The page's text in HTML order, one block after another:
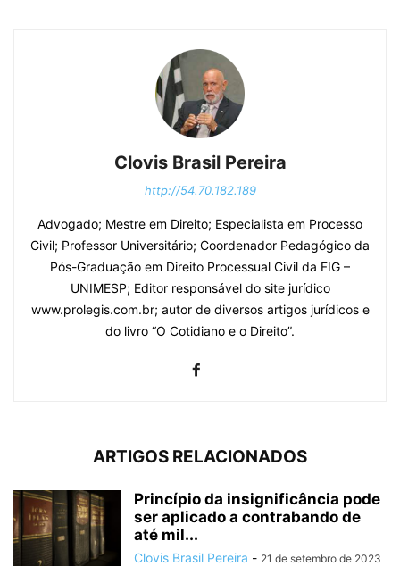
Clovis Brasil Pereira
http://54.70.182.189
Advogado; Mestre em Direito; Especialista em Processo
Civil; Professor Universitário; Coordenador Pedagógico da
Pós-Graduação em Direito Processual Civil da FIG –
UNIMESP; Editor responsável do site jurídico
www.prolegis.com.br; autor de diversos artigos jurídicos e
do livro “O Cotidiano e o Direito”.
ARTIGOS RELACIONADOS
Princípio da insignificância pode
ser aplicado a contrabando de
até mil...
Clovis Brasil Pereira - 21 de setembro de 2023